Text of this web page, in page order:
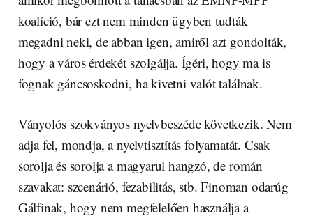
koalíció, bár ezt nem minden ügyben tudták
megadni neki, de abban igen, amiről azt gondolták,
hogy a város érdekét szolgálja. Ígéri, hogy ma is
fognak gáncsoskodni, ha kivetni valót találnak.
Ványolós szokványos nyelvbeszéde következik. Nem
adja fel, mondja, a nyelvtisztítás folyamatát. Csak
sorolja és sorolja a magyarul hangzó, de román
szavakat: szcenárió, fezabilitás, stb. Finoman odarúg
Gálfinak, hogy nem megfelelően használja a